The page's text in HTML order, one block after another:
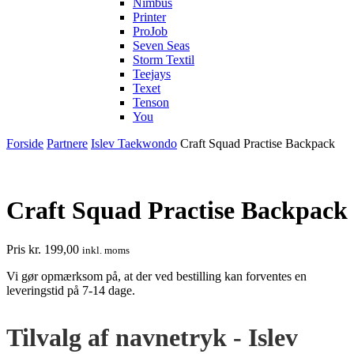
Nimbus
Printer
ProJob
Seven Seas
Storm Textil
Teejays
Texet
Tenson
You
Forside Partnere Islev Taekwondo Craft Squad Practise Backpack
Craft Squad Practise Backpack
Pris kr. 199,00 inkl. moms
Vi gør opmærksom på, at der ved bestilling kan forventes en
leveringstid på 7-14 dage.
Tilvalg af navnetryk - Islev